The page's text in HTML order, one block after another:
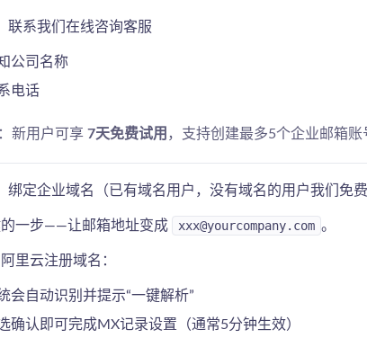
联系我们在线咨询客服
公司名称
电话
新用户可享 7天免费试用 ，支持创建最多5个企业邮箱账
绑定企业域名（已有域名用户，没有域名的用户我们免费
一步——让邮箱地址变成 xxx@yourcompany.com 。
里云注册域名：
会自动识别并提示“一键解析”
确认即可完成MX记录设置（通常5分钟生效）